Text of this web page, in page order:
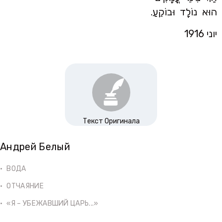
Андрей Белый
ВОДА
ОТЧАЯНИЕ
«Я – УБЕЖАВШИЙ ЦАРЬ...»
הוּא נוֹלָד וּבוֹקֵעַ.
יוני 1916
Текст Оригинала